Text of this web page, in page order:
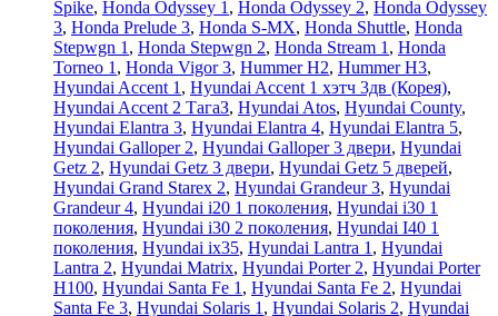
Spike, Honda Odyssey 1 , Honda Odyssey 2, Honda Odyssey
3, Honda Prelude 3, Honda S-MX, Honda Shuttle, Honda
Stepwgn 1 , Honda Stepwgn 2, Honda Stream 1 , Honda
Torneo 1 , Honda Vigor 3, Hummer H2, Hummer H3,
Hyundai Accent 1 , Hyundai Accent 1 хэтч 3дв (Корея),
Hyundai Accent 2 ТагаЗ, Hyundai Atos, Hyundai County,
Hyundai Elantra 3, Hyundai Elantra 4, Hyundai Elantra 5,
Hyundai Galloper 2, Hyundai Galloper 3 двери, Hyundai
Getz 2, Hyundai Getz 3 двери, Hyundai Getz 5 дверей,
Hyundai Grand Starex 2, Hyundai Grandeur 3, Hyundai
Grandeur 4, Hyundai i20 1 поколения, Hyundai i30 1
поколения, Hyundai i30 2 поколения, Hyundai I40 1
поколения, Hyundai ix35, Hyundai Lantra 1 , Hyundai
Lantra 2, Hyundai Matrix, Hyundai Porter 2, Hyundai Porter
H100, Hyundai Santa Fe 1 , Hyundai Santa Fe 2, Hyundai
Santa Fe 3, Hyundai Solaris 1 , Hyundai Solaris 2, Hyundai